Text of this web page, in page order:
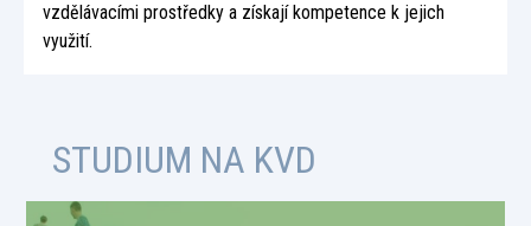
vzdělávacími prostředky a získají kompetence k jejich
využití.
STUDIUM NA KVD